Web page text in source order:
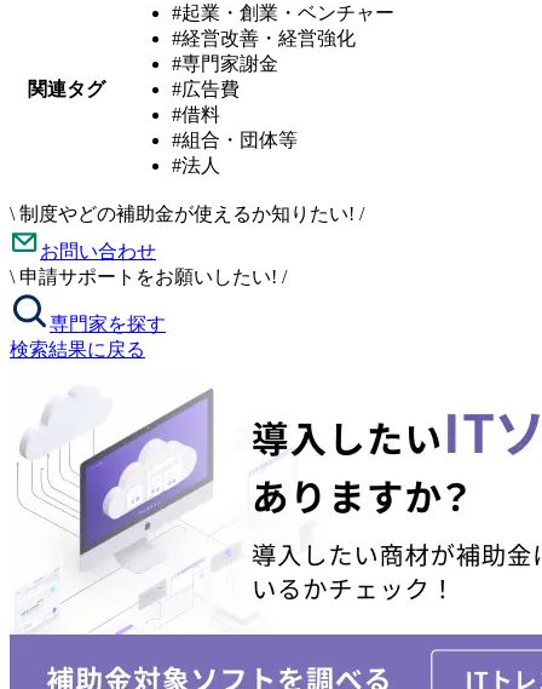
関連タグ
#起業・創業・ベンチャー
#経営改善・経営強化
#専門家謝金
#広告費
#借料
#組合・団体等
#法人
\ 制度やどの補助金が使えるか知りたい! /
お問い合わせ
\ 申請サポートをお願いしたい! /
専門家を探す
検索結果に戻る